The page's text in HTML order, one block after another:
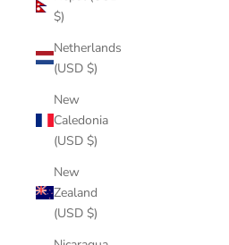
$)
Netherlands
(USD $)
New
Caledonia
(USD $)
New
Zealand
(USD $)